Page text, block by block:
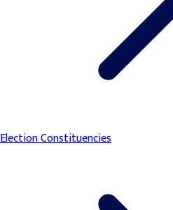
Election Constituencies